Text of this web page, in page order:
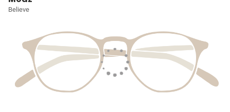
Believe